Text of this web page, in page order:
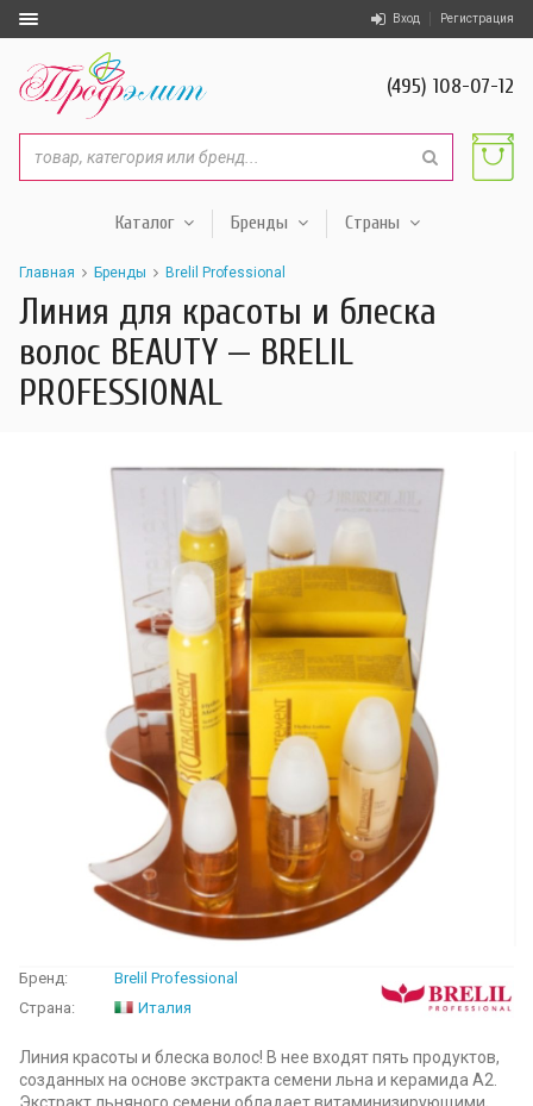
Вход Регистрация
(495) 108-07-12
Каталог Бренды Страны
Главная Бренды Brelil Professional
Линия для красоты и блеска
волос BEAUTY — BRELIL
PROFESSIONAL
Бренд:
Brelil Professional
Страна:
Италия
Линия красоты и блеска волос! В нее входят пять продуктов,
созданных на основе экстракта семени льна и керамида А2.